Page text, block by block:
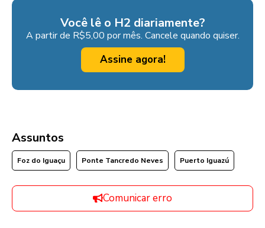
Você lê o H2 diariamente?
A partir de R$5,00 por mês. Cancele quando quiser.
Assine agora!
Assuntos
Foz do Iguaçu Ponte Tancredo Neves Puerto Iguazú
Comunicar erro